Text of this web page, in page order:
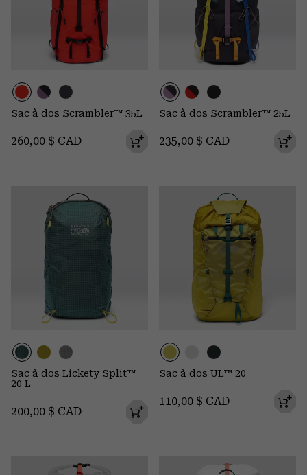
Sac à dos Scrambler™ 35L
Regular price:
260,00 $ CAD
Sac à dos Scrambler™ 25L
Regular price:
235,00 $ CAD
Sac à dos Lickety Split™
20 L
Regular price:
200,00 $ CAD
Sac à dos UL™ 20
Regular price:
110,00 $ CAD